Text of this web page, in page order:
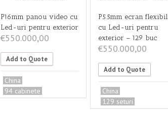
P16mm panou video cu
Led-uri pentru exterior
€550.000,00
Add to Quote
China
94 cabinete
P5.5mm ecran flexibil
cu Led-uri pentru
exterior – 129 buc
€550.000,00
Add to Quote
China
129 seturi